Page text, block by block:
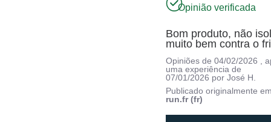
Opinião verificada
Bom produto, não
muito bem contra o
Opiniões de04/02/2026
,
uma experiência de
07/01/2026 porJosé H.
Publicado originalmente
run.fr (fr)